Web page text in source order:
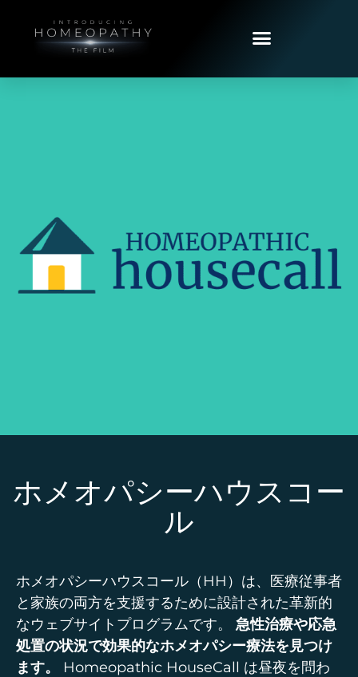
ホメオパシーハウスコー
ル
ホメオパシーハウスコール（HH）は、医療従事者
と家族の両方を支援するために設計された革新的
なウェブサイトプログラムです。 急性治療や応急
処置の状況で効果的なホメオパシー療法を見つけ
ます。
Homeopathic HouseCall は昼夜を問わ